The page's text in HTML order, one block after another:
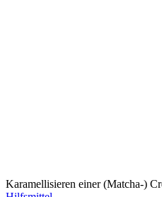
Karamellisieren einer (Matcha-)